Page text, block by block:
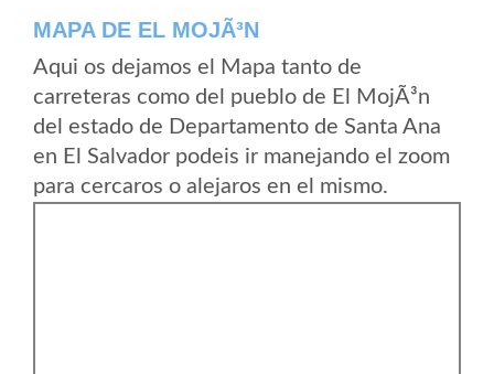
MAPA DE EL MOJÃ³N
Aqui os dejamos el Mapa tanto de
carreteras como del pueblo de El MojÃ³n
del estado de Departamento de Santa Ana
en El Salvador podeis ir manejando el zoom
para cercaros o alejaros en el mismo.